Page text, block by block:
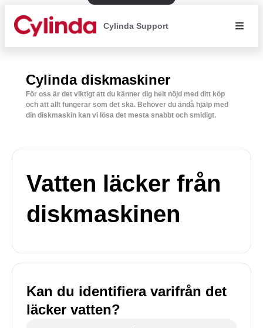
Cylinda Support
Cylinda diskmaskiner
För oss är det viktigt att du känner dig helt nöjd med ditt köp
och att allt fungerar som det ska. Behöver du ändå hjälp med
din diskmaskin kan vi lösa det mesta snabbt och smidigt.
Vatten läcker från
diskmaskinen
Kan du identifiera varifrån det
läcker vatten?